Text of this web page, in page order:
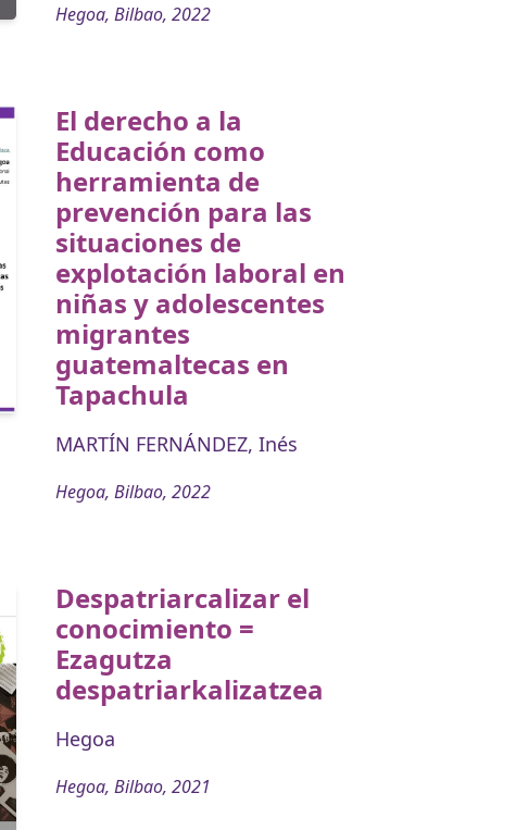
Hegoa, Bilbao, 2022
El derecho a la
Educación como
herramienta de
prevención para las
situaciones de
explotación laboral en
niñas y adolescentes
migrantes
guatemaltecas en
Tapachula
MARTÍN FERNÁNDEZ, Inés
Hegoa, Bilbao, 2022
Despatriarcalizar el
conocimiento =
Ezagutza
despatriarkalizatzea
Hegoa
Hegoa, Bilbao, 2021